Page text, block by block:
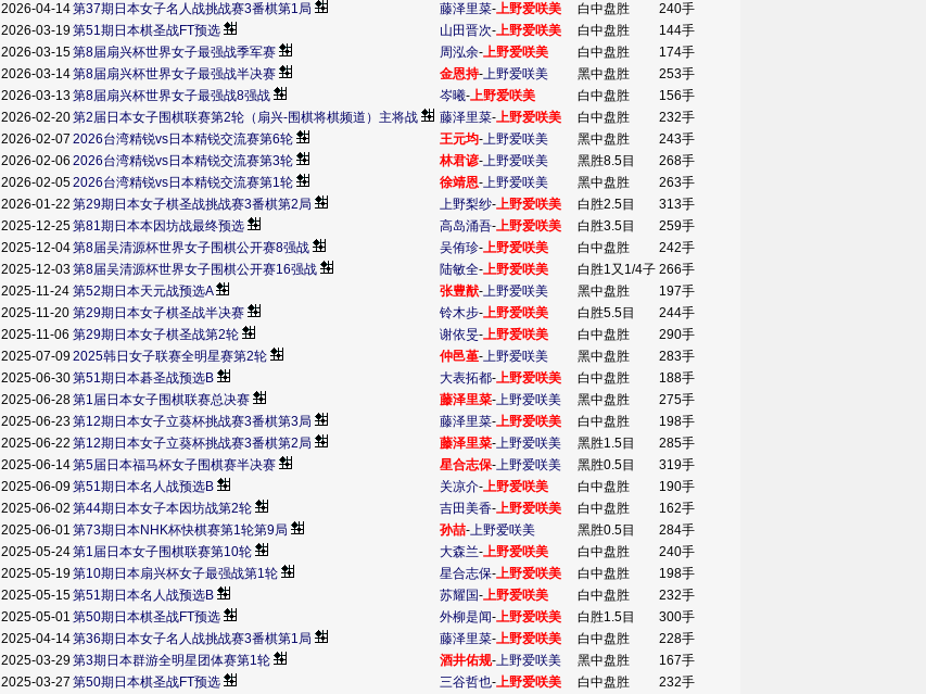
2026-04-14第37期日本女子名人战挑战赛3番棋第1局 藤泽里菜-上野爱咲美 白中盘胜
240手
2026-03-19第51期日本棋圣战FT预选 山田晋次-上野爱咲美 白中盘胜
144手
2026-03-15第8届扇兴杯世界女子最强战季军赛 周泓余-上野爱咲美 白中盘胜
174手
2026-03-14第8届扇兴杯世界女子最强战半决赛 金恩持-上野爱咲美 黑中盘胜
253手
2026-03-13第8届扇兴杯世界女子最强战8强战 岑曦-上野爱咲美 白中盘胜
156手
2026-02-20第2届日本女子围棋联赛第2轮（扇兴-围棋将棋频道）主将战 藤泽里菜-上野爱咲美 白中盘胜
232手
2026-02-07 2026台湾精锐vs日本精锐交流赛第6轮 王元均-上野爱咲美 黑中盘胜
243手
2026-02-06 2026台湾精锐vs日本精锐交流赛第3轮 林君谚-上野爱咲美 黑胜8.5目
268手
2026-02-052026台湾精锐vs日本精锐交流赛第1轮 徐靖恩-上野爱咲美 黑中盘胜
263手
2026-01-22 第29期日本女子棋圣战挑战赛3番棋第2局 上野梨纱-上野爱咲美 白胜2.5目
313手
2025-12-25第81期日本本因坊战最终预选 高岛涌吾-上野爱咲美 白胜3.5目
259手
2025-12-04第8届吴清源杯世界女子围棋公开赛8强战 吴侑珍-上野爱咲美 白中盘胜
242手
2025-12-03第8届吴清源杯世界女子围棋公开赛16强战 陆敏全-上野爱咲美 白胜1又1/4子 266手
2025-11-24 第52期日本天元战预选A 张豊猷-上野爱咲美 黑中盘胜
197手
2025-11-20 第29期日本女子棋圣战半决赛 铃木步-上野爱咲美 白胜5.5目
244手
2025-11-06 第29期日本女子棋圣战第2轮 谢依旻-上野爱咲美 白中盘胜
290手
2025-07-092025韩日女子联赛全明星赛第2轮 仲邑堇-上野爱咲美 黑中盘胜
283手
2025-06-30第51期日本碁圣战预选B 大表拓都-上野爱咲美 白中盘胜
188手
2025-06-28第1届日本女子围棋联赛总决赛 藤泽里菜-上野爱咲美 黑中盘胜
275手
2025-06-23第12期日本女子立葵杯挑战赛3番棋第3局 藤泽里菜-上野爱咲美 白中盘胜
198手
2025-06-22 第12期日本女子立葵杯挑战赛3番棋第2局 藤泽里菜-上野爱咲美 黑胜1.5目
285手
2025-06-14第5届日本福马杯女子围棋赛半决赛 星合志保-上野爱咲美 黑胜0.5目
319手
2025-06-09第51期日本名人战预选B 关凉介-上野爱咲美 白中盘胜
190手
2025-06-02 第44期日本女子本因坊战第2轮 吉田美香-上野爱咲美 白中盘胜
162手
2025-06-01 第73期日本NHK杯快棋赛第1轮第9局 孙喆-上野爱咲美 黑胜0.5目
284手
2025-05-24第1届日本女子围棋联赛第10轮 大森兰-上野爱咲美 白中盘胜
240手
2025-05-19第10期日本扇兴杯女子最强战第1轮 星合志保-上野爱咲美 白中盘胜
198手
2025-05-15第51期日本名人战预选B 苏耀国-上野爱咲美 白中盘胜
232手
2025-05-01 第50期日本棋圣战FT预选 外柳是闻-上野爱咲美 白胜1.5目
300手
2025-04-14第36期日本女子名人战挑战赛3番棋第1局 藤泽里菜-上野爱咲美 白中盘胜
228手
2025-03-29第3期日本群游全明星团体赛第1轮 酒井佑规-上野爱咲美 黑中盘胜
167手
2025-03-27 第50期日本棋圣战FT预选 三谷哲也-上野爱咲美 白中盘胜
232手